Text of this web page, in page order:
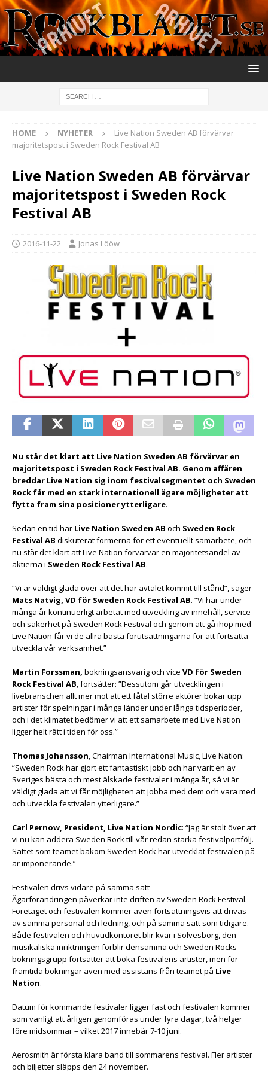
HOME NYHETER
Live Nation Sweden AB förvärvar
majoritetspost i Sweden Rock Festival AB
Live Nation Sweden AB förvärvar
majoritetspost i Sweden Rock
Festival AB
2016-11-22 Jonas Lööw
Nu står det klart att Live Nation Sweden AB förvärvar en
majoritetspost i Sweden Rock Festival AB. Genom affären
breddar Live Nation sig inom festivalsegmentet och Sweden
Rock får med en stark internationell ägare möjligheter att
flytta fram sina positioner ytterligare.
Sedan en tid har Live Nation Sweden AB och Sweden Rock
Festival AB diskuterat formerna för ett eventuellt samarbete, och
nu står det klart att Live Nation förvärvar en majoritetsandel av
aktierna i Sweden Rock Festival AB.
“Vi är väldigt glada över att det här avtalet kommit till stånd”, säger
Mats Natvig, VD för Sweden Rock Festival AB. ”Vi har under
många år kontinuerligt arbetat med utveckling av innehåll, service
och säkerhet på Sweden Rock Festival och genom att gå ihop med
Live Nation får vi de allra bästa förutsättningarna för att fortsätta
utveckla vår verksamhet.”
Martin Forssman, bokningsansvarig och vice VD för Sweden
Rock Festival AB, fortsätter: ”Dessutom går utvecklingen i
livebranschen allt mer mot att ett fåtal större aktörer bokar upp
artister för spelningar i många länder under långa tidsperioder,
och i det klimatet bedömer vi att ett samarbete med Live Nation
ligger helt rätt i tiden för oss.”
Thomas Johansson, Chairman International Music, Live Nation:
”Sweden Rock har gjort ett fantastiskt jobb och har varit en av
Sveriges bästa och mest älskade festivaler i många år, så vi är
väldigt glada att vi får möjligheten att jobba med dem och vara med
och utveckla festivalen ytterligare.”
Carl Pernow, President, Live Nation Nordic: “Jag är stolt över att
vi nu kan addera Sweden Rock till vår redan starka festivalportfölj.
Sättet som teamet bakom Sweden Rock har utvecklat festivalen på
är imponerande.”
Festivalen drivs vidare på samma sätt
Ägarförändringen påverkar inte driften av Sweden Rock Festival.
Företaget och festivalen kommer även fortsättningsvis att drivas
av samma personal och ledning, och på samma sätt som tidigare.
Både festivalen och huvudkontoret blir kvar i Sölvesborg, den
musikaliska inriktningen förblir densamma och Sweden Rocks
bokningsgrupp fortsätter att boka festivalens artister, men för
framtida bokningar även med assistans från teamet på Live
Nation.
Datum för kommande festivaler ligger fast och festivalen kommer
som vanligt att årligen genomföras under fyra dagar, två helger
före midsommar – vilket 2017 innebär 7-10 juni.
Aerosmith är första klara band till sommarens festival. Fler artister
och biljetter släpps den 24 november.